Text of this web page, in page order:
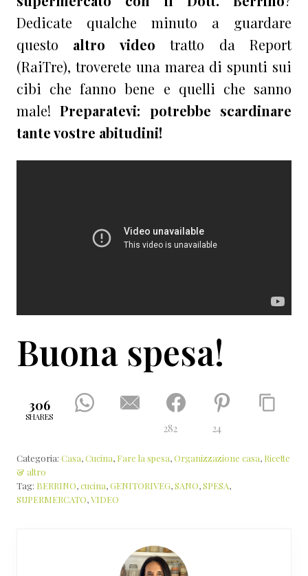
Dedicate qualche minuto a guardare
questo altro video tratto da Report
(RaiTre), troverete una marea di spunti sui
cibi che fanno bene e quelli che sanno
male!Preparatevi: potrebbe scardinare
tante vostre abitudini!
Buona spesa!
306
SHARES
282 24
Categoria: Casa,Cucina, Fare la spesa,Organizzazione casa, Ricette
& altro
Tag: BERRINO,cucina,GENITORIVEG,SANO,SPESA,
SUPERMERCATO,VIDEO